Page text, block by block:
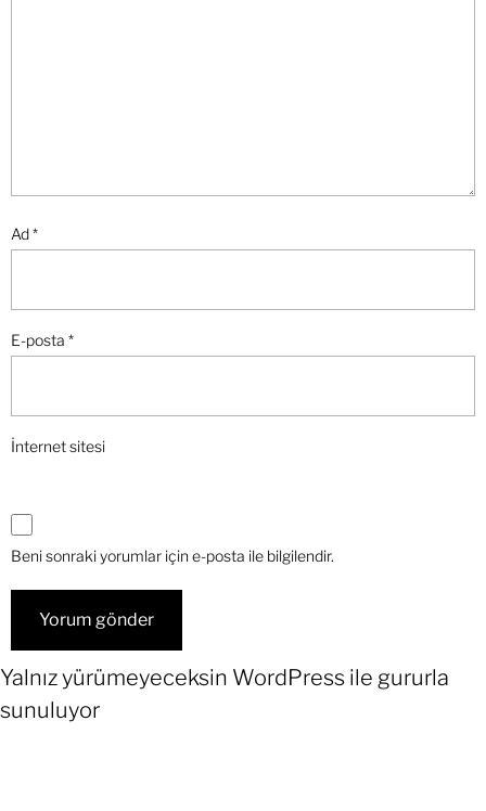
Ad*
E-posta *
İnternet sitesi
Beni sonraki yorumlar için e-posta ile bilgilendir.
Yalnız yürümeyeceksin WordPress ile gururla
sunuluyor